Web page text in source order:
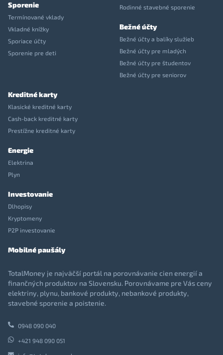
Sporenie
Termínované vklady
Vkladné knížky
Sporiace účty
Sporenie pre deti
Rodinné stavebné sporenie
Bežné účty
Bežné účty a balíky služieb
Bežné účty pre mladých
Bežné účty pre študentov
Bežné účty pre seniorov
Kreditné karty
Klasické kreditné karty
Cash-back kreditné karty
Prestížne kreditné karty
Energie
Elektrina
Plyn
Investovanie
Dlhopisy
Kryptomeny
P2P investovanie
Mobilné paušály
TotalMoney je najväčší portál na porovnávanie cien energií a
finančných produktov na Slovensku. Porovnávame pre Vás ceny
elektriny, plynu, bankové produkty, nebankové produkty,
stavebné sporenie a poistenie.
0948 090 040
+421 948 090 051